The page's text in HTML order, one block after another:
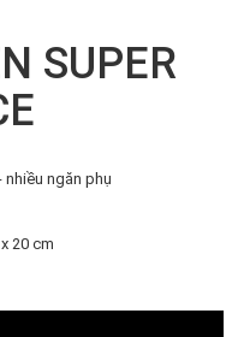
SUPER
nhiều ngăn phụ
20 cm